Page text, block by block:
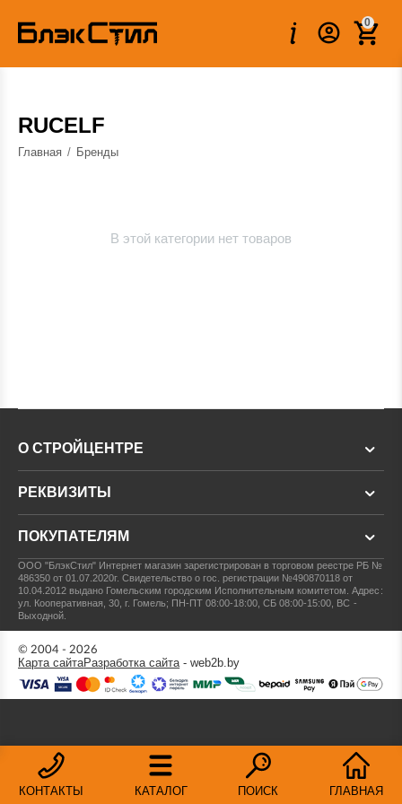
0
RUCELF
Главная / Бренды
В этой категории нет товаров
КОНТАКТЫ КАТАЛОГ ПОИСК ГЛАВНАЯ
О СТРОЙЦЕНТРЕ
РЕКВИЗИТЫ
ПОКУПАТЕЛЯМ
ООО "БлэкСтил" Интернет магазин зарегистрирован в торговом реестре РБ №
486350 от 01.07.2020г.Свидетельство о гос. регистрации №490870118 от
10.04.2012 выдано Гомельским городским Исполнительным комитетом.Адрес:
ул. Кооперативная, 30, г. Гомель; ПН-ПТ 08:00-18:00, СБ 08:00-15:00, ВС -
Выходной.
© 2004 - 2026
Карта сайтаРазработка сайта- web2b.by